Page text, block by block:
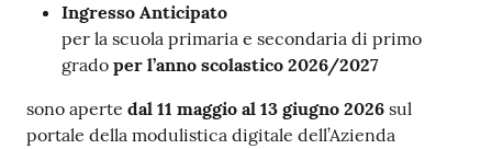
o
Ingresso Anticipato
per la scuola primaria e secondaria di primo
grado per l’anno scolastico 2026/2027
sono aperte dal 11 maggio al 13 giugno 2026 sul
portale della modulistica digitale dell’Azienda